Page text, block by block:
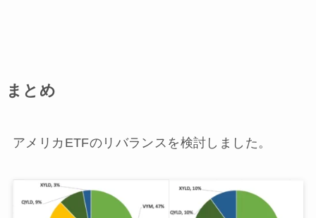
まとめ
アメリカETFのリバランスを検討しました。